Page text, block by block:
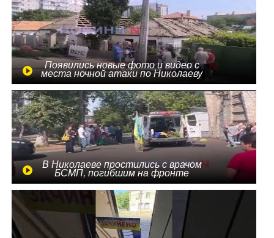
Появились новые фото и видео с
места ночной атаки по Николаеву
В Николаеве простились с врачом
БСМП, погибшим на фронте